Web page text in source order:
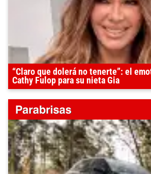
“Claro que dolerá no tenerte”: el
Cathy Fulop para su nieta Gia